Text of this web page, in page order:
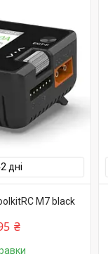
дні
M7 black
₴